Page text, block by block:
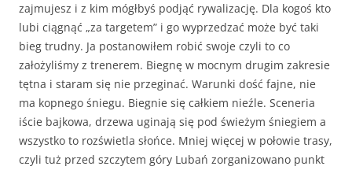
zajmujesz i z kim mógłbyś podjąć rywalizację. Dla kogoś kto
lubi ciągnąć „za targetem” i go wyprzedzać może być taki
bieg trudny. Ja postanowiłem robić swoje czyli to co
założyliśmy z trenerem. Biegnę w mocnym drugim zakresie
tętna i staram się nie przeginać. Warunki dość fajne, nie
ma kopnego śniegu. Biegnie się całkiem nieźle. Sceneria
iście bajkowa, drzewa uginają się pod świeżym śniegiem a
wszystko to rozświetla słońce. Mniej więcej w połowie trasy,
czyli tuż przed szczytem góry Lubań zorganizowano punkt